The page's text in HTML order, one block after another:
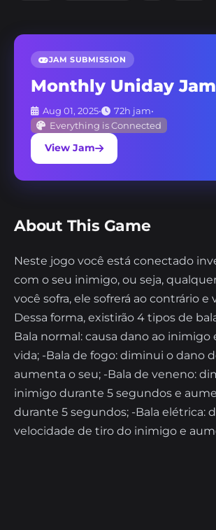
JAM SUBMISSION
Monthly Uniday
Aug 01, 2025• 72h jam•
Everything is Connected
View Jam
About This Game
Neste jogo você está conectado
com o seu inimigo, ou seja,
você sofra, ele sofrerá ao contrário e
Dessa forma, existirão 4 tipos de
Bala normal: causa dano ao inimigo
vida; -Bala de fogo: diminui o dano
aumenta o seu; -Bala de veneno:
inimigo durante 5 segundos e
durante 5 segundos; -Bala elétrica:
velocidade de tiro do inimigo e